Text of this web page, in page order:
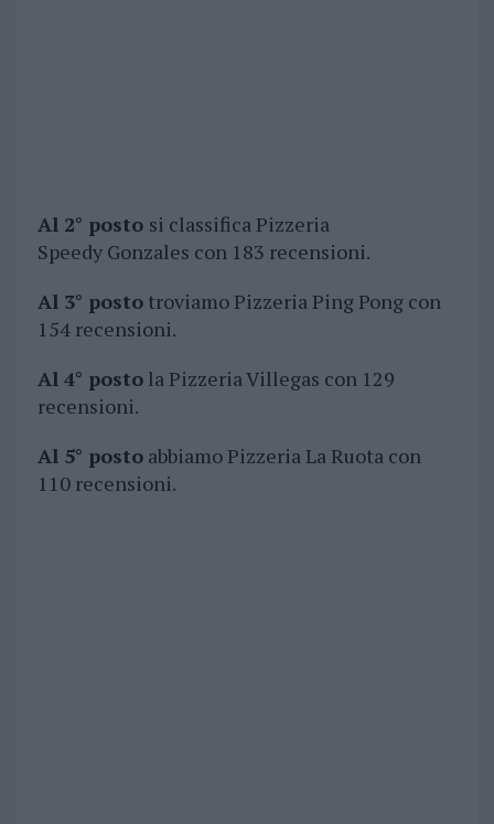
Al 2° posto si classifica Pizzeria
Speedy Gonzales con 183 recensioni.
Al 3° postotroviamo Pizzeria Ping Pong con
154 recensioni.
Al 4° postola Pizzeria Villegas con 129
recensioni.
Al 5° postoabbiamo Pizzeria La Ruota con
110 recensioni.